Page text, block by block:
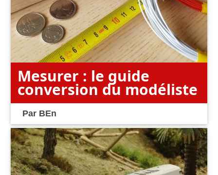
Mesurer : le guide
conversion du modéliste
Par BEn